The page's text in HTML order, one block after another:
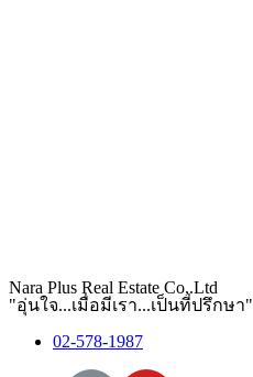
Nara Plus Real Estate Co,.Ltd
"อุ่นใจ...เมื่อมีเรา...เป็นที่ปรึกษา"
02-578-1987